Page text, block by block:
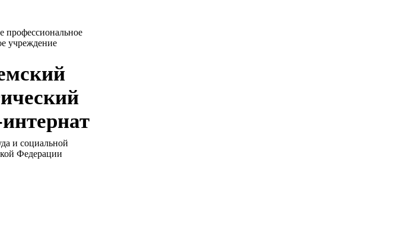
профессиональное
учреждение
и социальной
Федерации